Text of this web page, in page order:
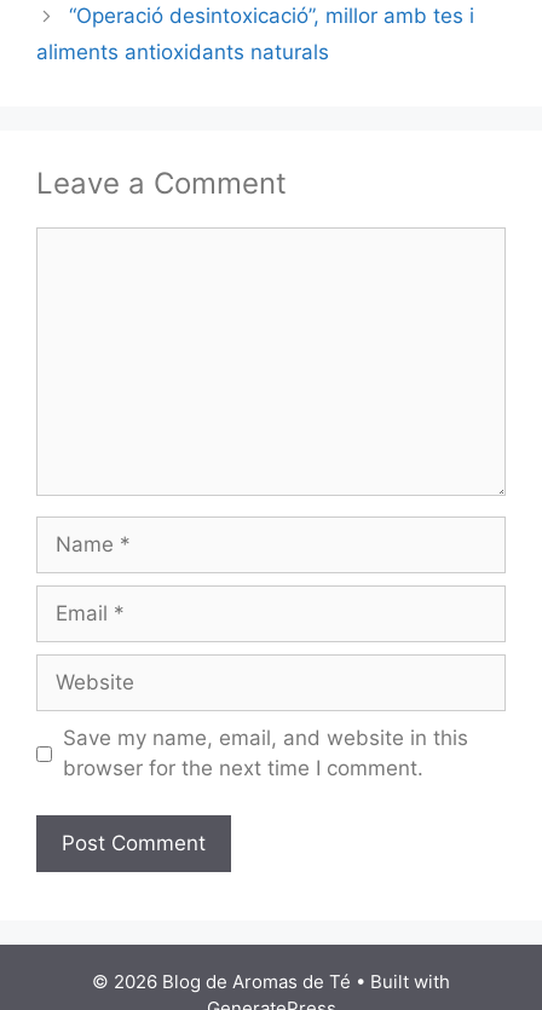
“Operació desintoxicació”, millor amb tes i
aliments antioxidants naturals
Leave a Comment
Name
Email
Website
Save my name, email, and website in this
browser for the next time I comment.
© 2026 Blog de Aromas de Té • Built with